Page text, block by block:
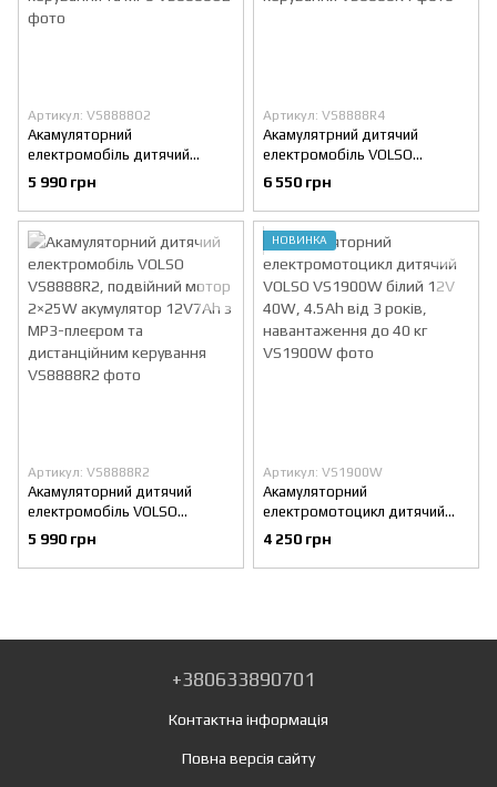
Артикул: VS8888O2
Акамуляторний
електромобіль дитячий
VOLSO VS8888O2 подвійний
мотор 2×25W, акумулятор
12V 7Ah з дистанційним
5 990 грн
Артикул: VS8888R4
Акамулятрний дитячий
електромобіль VOLSO
VS8888R4, 4 мотори по 25W
акумулятор 12V7Ah з MP3-
плеєром та дистанційним
керування
6 550 грн
Артикул: VS8888R2
Акамуляторний дитячий
електромобіль VOLSO
VS8888R2, подвійний мотор
2×25W акумулятор 12V7Ah з
MP3-плеєром та
5 990 грн
НОВИНКА
Артикул: VS1900W
Акамуляторний
електромотоцикл дитячий
VOLSO VS1900W білий 12V
40W, 4.5Ah від 3 років,
навантаження до 40 кг
4 250 грн
+380633890701
Контактна інформація
Повна версія сайту